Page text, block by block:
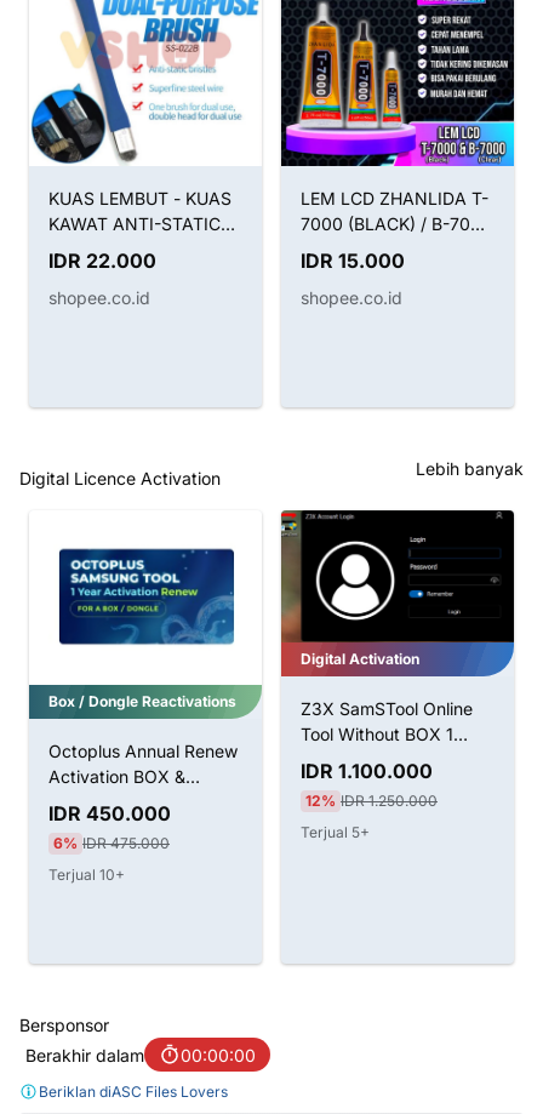
KUAS LEMBUT - KUAS
KAWAT ANTI-STATIC
BRUSH SUNSHINE SS-
022B 2IN1
IDR 22.000
shopee.co.id
LEM LCD ZHANLIDA T-
7000 (BLACK) / B-7000
(CLEAR) / LEM T7000
HITAM B7000 BENING
IDR 15.000
shopee.co.id
Digital Licence Activation Lebih banyak
Box / Dongle Reactivations
Octoplus Annual Renew
Activation BOX &
Dongle
IDR 450.000
6% IDR 475.000
Terjual 10+
Digital Activation
Z3X SamSTool Online
Tool Without BOX 1
Tahun Aktivasi
IDR 1.100.000
12% IDR 1.250.000
Terjual 5+
Bersponsor
Berakhir dalam
00:00:00
Beriklan diASC Files Lovers